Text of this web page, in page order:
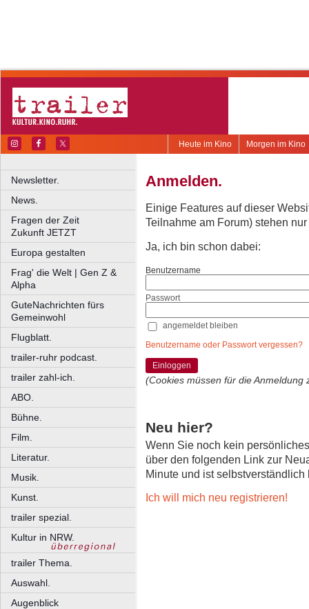
Morgen im Kino
Heute im Kino
Newsletter.
News.
Fragen der Zeit
Zukunft JETZT
Europa gestalten
Frag' die Welt | Gen Z &
Alpha
GuteNachrichten fürs
Gemeinwohl
Flugblatt.
trailer-ruhr podcast.
trailer zahl-ich.
ABO.
Bühne.
Film.
Literatur.
Musik.
Kunst.
trailer spezial.
Kultur in NRW.
trailer Thema.
Auswahl.
Augenblick
Anmelden.
Einige Features auf dieser
Teilnahme am Forum) stehen
Ja, ich bin schon dabei:
Benutzername
Passwort
angemeldet bleiben
Benutzername oder Passwort vergessen?
Einloggen
(Cookies müssen für die Anmeldung
Neu hier?
Wenn Sie noch kein
über den folgenden Link zur
Minute und ist selbstverständlich
Ich will mich neu registrieren!